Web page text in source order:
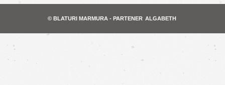
© BLATURI MARMURA - PARTENER ALGABETH